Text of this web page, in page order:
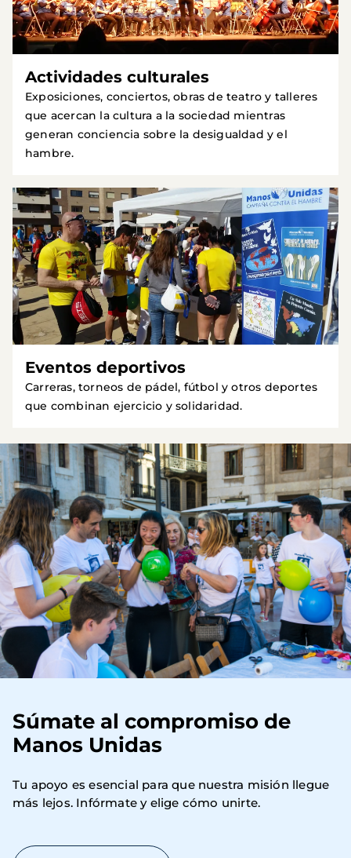
Actividades culturales
Exposiciones, conciertos, obras de teatro y talleres
que acercan la cultura a la sociedad mientras
generan conciencia sobre la desigualdad y el
hambre.
Eventos deportivos
Carreras, torneos de pádel, fútbol y otros deportes
que combinan ejercicio y solidaridad.
Imagen
Súmate al compromiso de
Manos Unidas
Tu apoyo es esencial para que nuestra misión llegue
más lejos. Infórmate y elige cómo unirte.